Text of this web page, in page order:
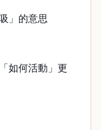
」的意思
如何活動」更